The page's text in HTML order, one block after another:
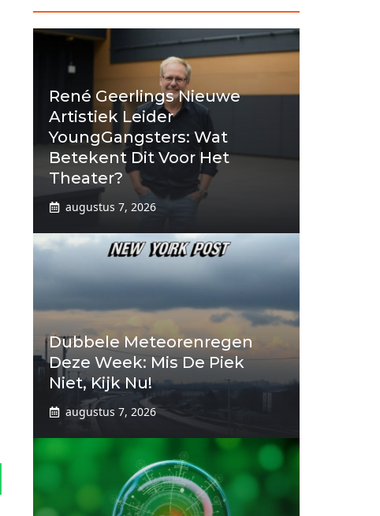
René Geerlings Nieuwe
Artistiek Leider
YoungGangsters: Wat
Betekent Dit Voor Het
Theater?
augustus 7, 2026
Dubbele Meteorenregen
Deze Week: Mis De Piek
Niet, Kijk Nu!
augustus 7, 2026